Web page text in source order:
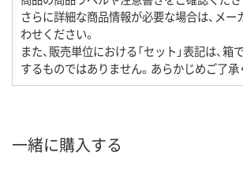
さらに詳細な商品情報が必要な場合は、メ
わせください。
また、販売単位における「セット」表記は、
するものではありません。あらかじめご了承
一緒に購入する